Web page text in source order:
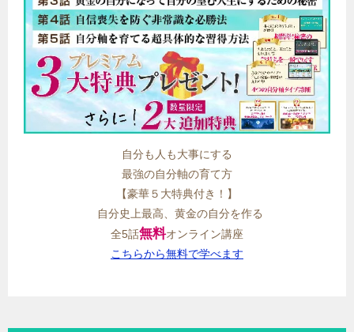
自分も人も大事にする
最強の自分軸の育て方
【豪華５大特典付き！】
自分史上最高、黄金の自分を作る
全5話無料オンライン講座
こちらから無料で学べます